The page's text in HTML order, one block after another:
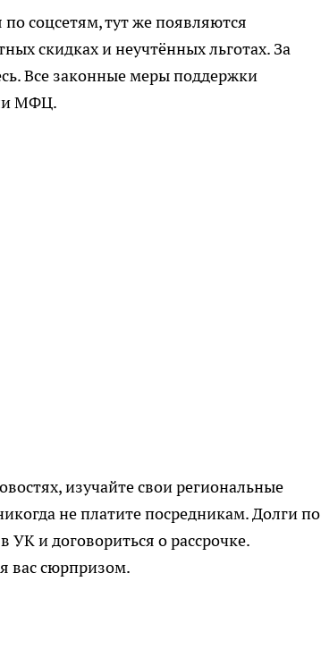
соцсетям, тут же появляются
скидках и неучтённых льготах. За
Все законные меры поддержки
МФЦ.
изучайте свои региональные
не платите посредникам. Долги по
и договориться о рассрочке.
вас сюрпризом.